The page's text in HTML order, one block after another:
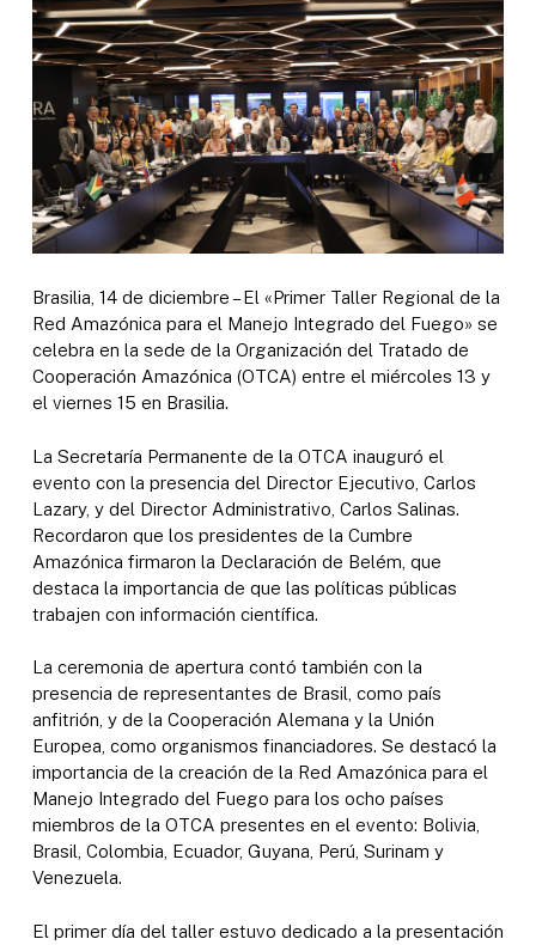
Brasilia, 14 de diciembre – El «Primer Taller Regional de la
Red Amazónica para el Manejo Integrado del Fuego» se
celebra en la sede de la Organización del Tratado de
Cooperación Amazónica (OTCA) entre el miércoles 13 y
el viernes 15 en Brasilia.
La Secretaría Permanente de la OTCA inauguró el
evento con la presencia del Director Ejecutivo, Carlos
Lazary, y del Director Administrativo, Carlos Salinas.
Recordaron que los presidentes de la Cumbre
Amazónica firmaron la Declaración de Belém, que
destaca la importancia de que las políticas públicas
trabajen con información científica.
La ceremonia de apertura contó también con la
presencia de representantes de Brasil, como país
anfitrión, y de la Cooperación Alemana y la Unión
Europea, como organismos financiadores. Se destacó la
importancia de la creación de la Red Amazónica para el
Manejo Integrado del Fuego para los ocho países
miembros de la OTCA presentes en el evento: Bolivia,
Brasil, Colombia, Ecuador, Guyana, Perú, Surinam y
Venezuela.
El primer día del taller estuvo dedicado a la presentación